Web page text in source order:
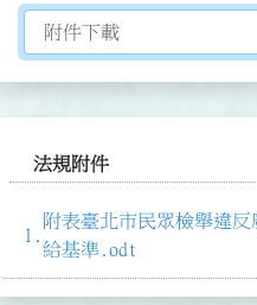
切換選擇法規資訊內容
法規附件
附表臺北市民眾檢舉違
給基準.odt